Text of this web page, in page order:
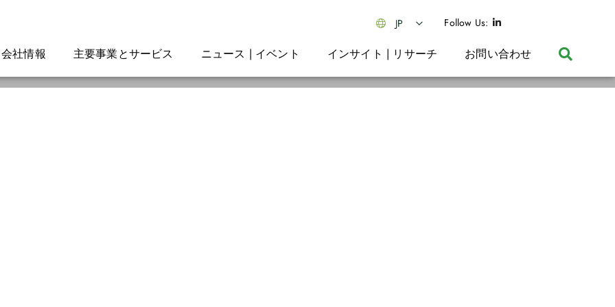
JP Follow Us:
会社情報 主要事業とサービス ニュース | イベント インサイト | リサーチ お問い合わせ